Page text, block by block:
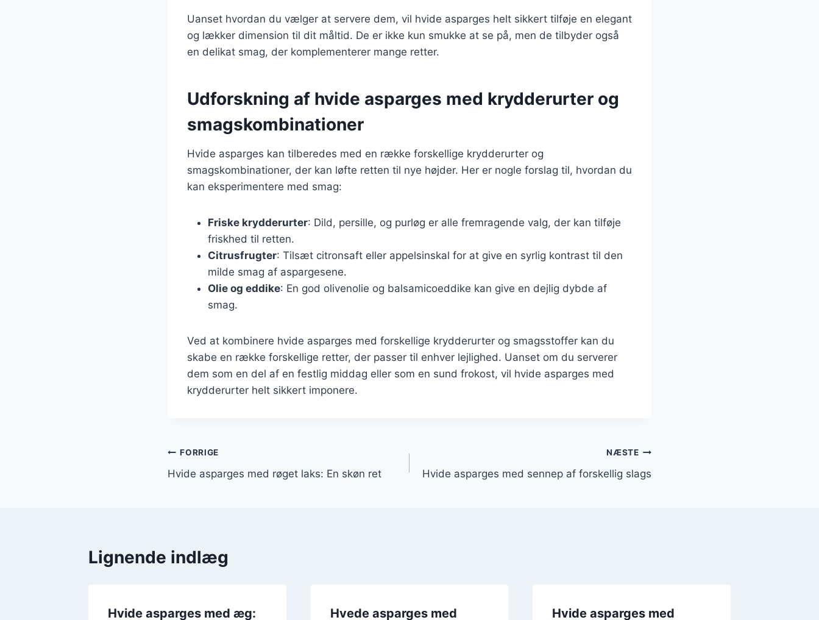
Uanset hvordan du vælger at servere dem, vil hvide asparges helt sikkert tilføje en elegant
og lækker dimension til dit måltid. De er ikke kun smukke at se på, men de tilbyder også
en delikat smag, der komplementerer mange retter.
Udforskning af hvide asparges med krydderurter og
smagskombinationer
Hvide asparges kan tilberedes med en række forskellige krydderurter og
smagskombinationer, der kan løfte retten til nye højder. Her er nogle forslag til, hvordan du
kan eksperimentere med smag:
Friske krydderurter: Dild, persille, og purløg er alle fremragende valg, der kan tilføje
friskhed til retten.
Citrusfrugter: Tilsæt citronsaft eller appelsinskal for at give en syrlig kontrast til den
milde smag af aspargesene.
Olie og eddike: En god olivenolie og balsamicoeddike kan give en dejlig dybde af
smag.
Ved at kombinere hvide asparges med forskellige krydderurter og smagsstoffer kan du
skabe en række forskellige retter, der passer til enhver lejlighed. Uanset om du serverer
dem som en del af en festlig middag eller som en sund frokost, vil hvide asparges med
krydderurter helt sikkert imponere.
Indlægsnavigation
FORRIGE
Hvide asparges med røget laks: En skøn ret
NÆSTE
Hvide asparges med sennep af forskellig slags
Lignende indlæg
Hvide asparges med æg: Hvede asparges med Hvide asparges med